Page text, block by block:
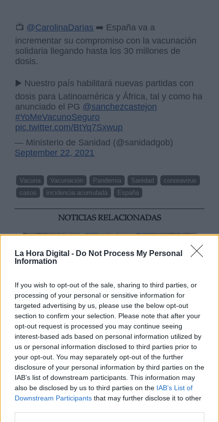
La Hora Digital - Do Not Process My Personal
Information
If you wish to opt-out of the sale, sharing to third parties, or
processing of your personal or sensitive information for
targeted advertising by us, please use the below opt-out
section to confirm your selection. Please note that after your
opt-out request is processed you may continue seeing
interest-based ads based on personal information utilized by
us or personal information disclosed to third parties prior to
your opt-out. You may separately opt-out of the further
disclosure of your personal information by third parties on the
IAB’s list of downstream participants. This information may
also be disclosed by us to third parties on the IAB’s List of
Downstream Participants that may further disclose it to other
📺 @CarolinaDarias ➡️ España va a
incrementar su compromiso con la vacunación
solidaria llegando hasta los 30 millones de
dosis.
▶️ Nuestro país habilitará nuevas partidas con
dosis para Latinoamérica y África, tal y como ha
anunciado el PG @sanchezcastejon
#YoMeVacunoSeguro
pic.twitter.com/BtYq7Sxwup
— Ministerio de Sanidad (@sanidadgob)
September 22, 2021
Vacuna Vacunación Pandemia Sanidad
conoravirus
casos
incidencia acumulada España
NOTICIAS RELACIONADAS
Mario García de Castro: "Todas
estas conquistas siguen siendo un
camino abierto para el mañana"